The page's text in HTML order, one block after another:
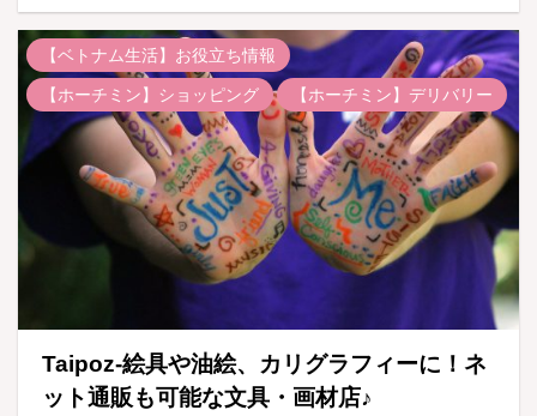
【ベトナム生活】お役立ち情報
【ホーチミン】ショッピング
【ホーチミン】デリバリー
Taipoz-絵具や油絵、カリグラフィーに！ネ
ット通販も可能な文具・画材店♪